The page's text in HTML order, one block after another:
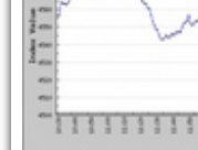
পুলিশ সদস্যদের জন্যে এসপির